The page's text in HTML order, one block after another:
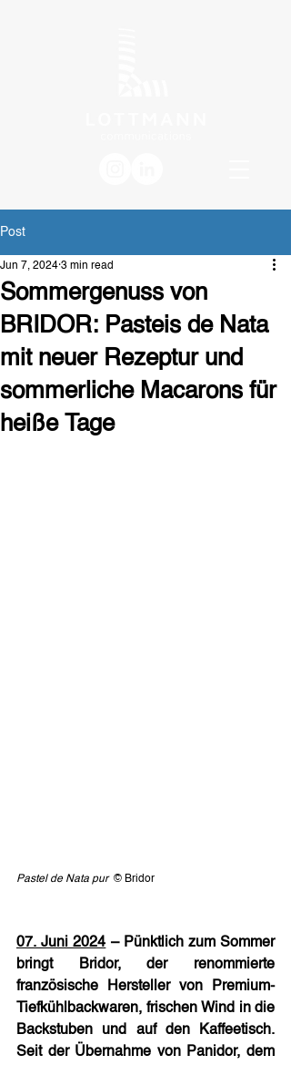
Post
Sommergenuss von
BRIDOR: Pasteis de Nata
mit neuer Rezeptur und
sommerliche Macarons für
heiße Tage
Jun 7, 2024 3 min read
Pastel de Nata pur © Bridor
07. Juni 2024 – Pünktlich zum Sommer
bringt Bridor, der renommierte
französische Hersteller von Premium-
Tiefkühlbackwaren, frischen Wind in die
Backstuben und auf den Kaffeetisch.
Seit der Übernahme von Panidor, dem